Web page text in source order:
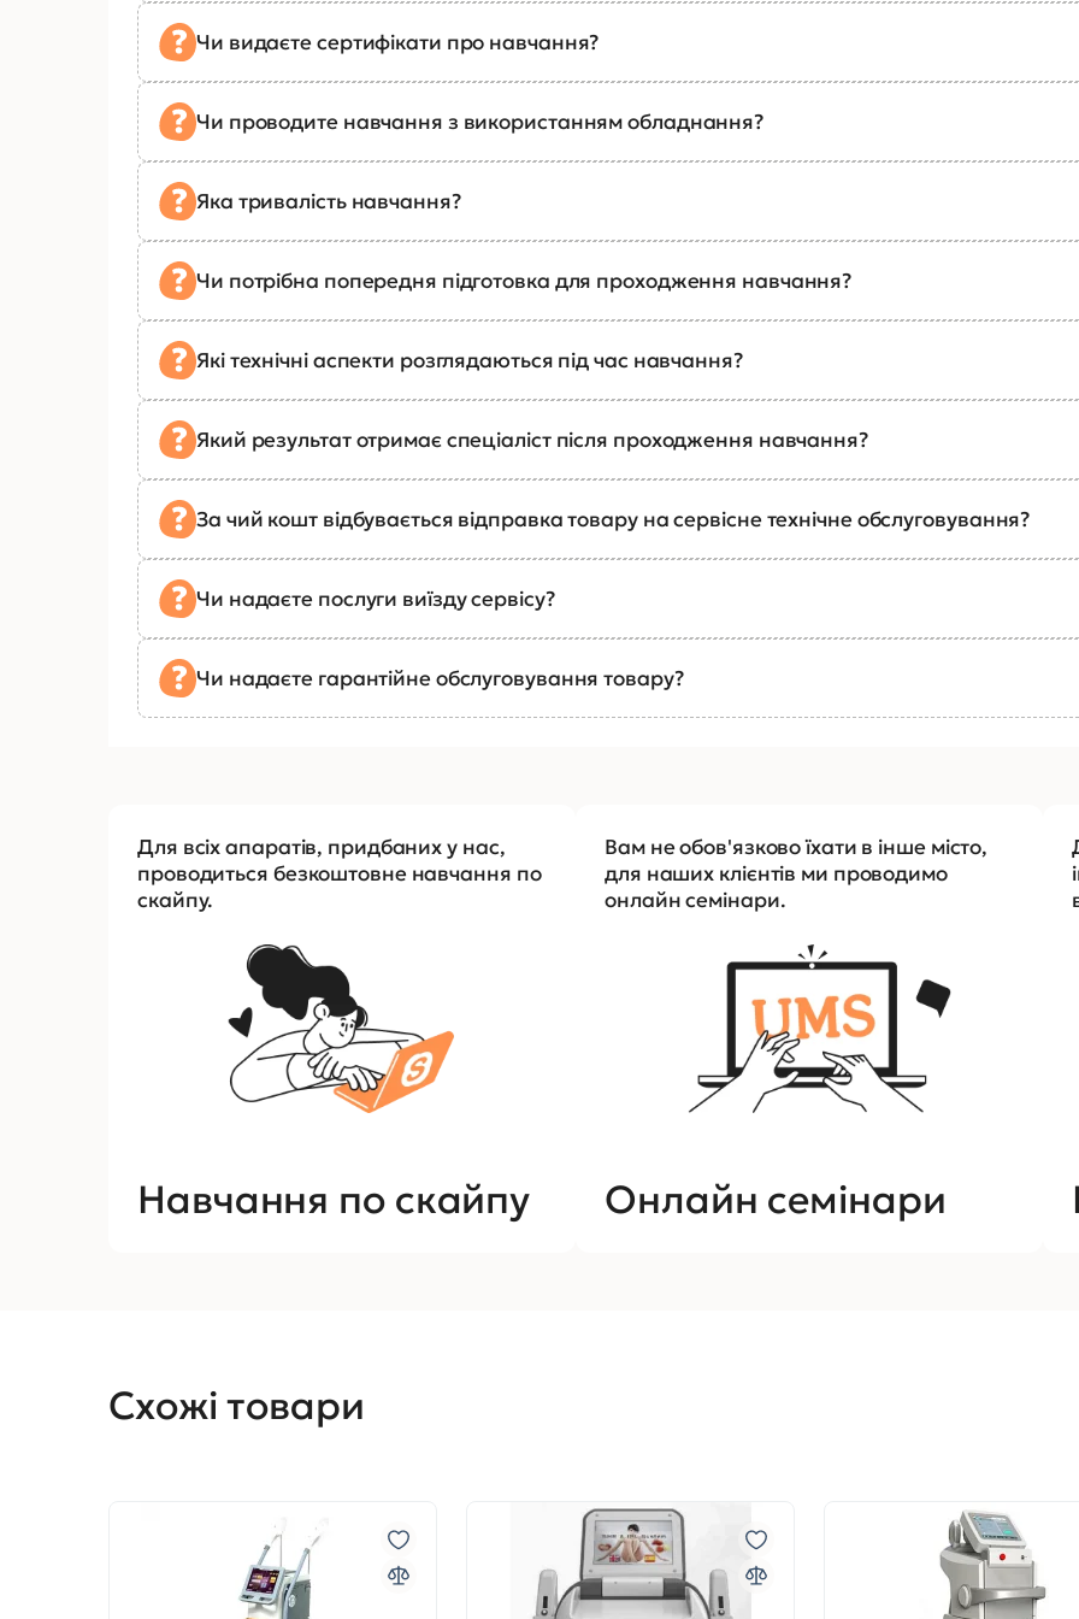
Чи видаєте сертифікати про навчання?
Чи проводите навчання з використанням обладнання?
Яка тривалість навчання?
Чи потрібна попередня підготовка для проходження навчання?
Які технічні аспекти розглядаються під час навчання?
Який результат отримає спеціаліст після проходження навчання?
За чий кошт відбувається відправка товару на сервісне технічне обслуговування?
Чи надаєте послуги виїзду сервісу?
Чи надаєте гарантійне обслуговування товару?
Для всіх апаратів, придбаних у нас,
проводиться безкоштовне навчання по
скайпу.
Навчання по скайпу
Вам не обов'язково їхати в інше місто,
для наших клієнтів ми проводимо
онлайн семінари.
Онлайн семінари
Схожі товари